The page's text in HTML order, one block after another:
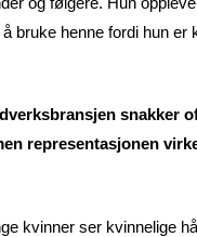
bruke henne fordi hun er
snakker
representasjonen
kvinner ser kvinnelige